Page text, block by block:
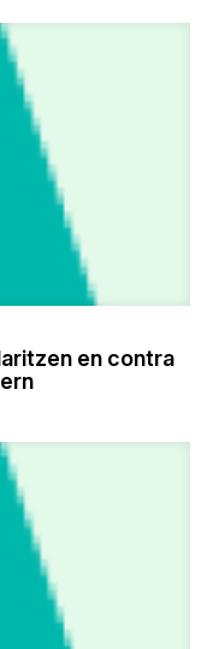
en contra